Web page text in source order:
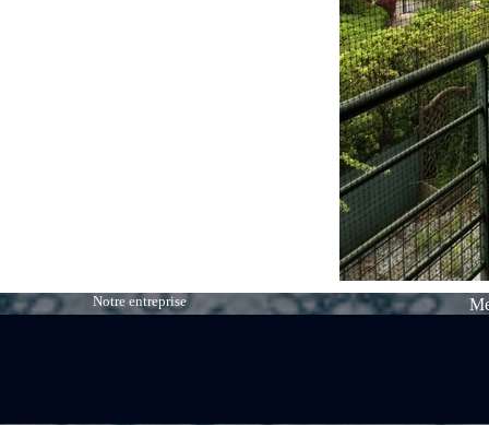
Notre entreprise